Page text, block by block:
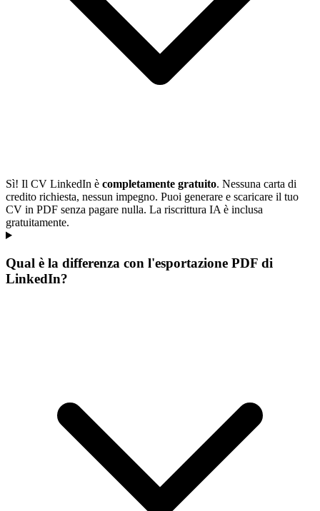
Sì! Il CV LinkedIn è completamente gratuito. Nessuna carta di
credito richiesta, nessun impegno. Puoi generare e scaricare il tuo
CV in PDF senza pagare nulla. La riscrittura IA è inclusa
gratuitamente.
Qual è la differenza con l'esportazione PDF di
LinkedIn?